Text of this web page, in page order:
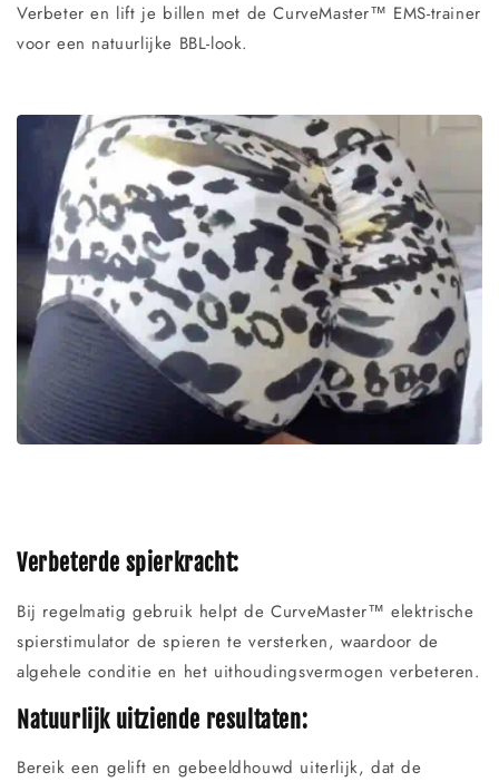
Verbeter en lift je billen met de CurveMaster™ EMS-trainer
voor een natuurlijke BBL-look.
Verbeterde spierkracht:
Bij regelmatig gebruik helpt de CurveMaster™ elektrische
spierstimulator de spieren te versterken, waardoor de
algehele conditie en het uithoudingsvermogen verbeteren.
Natuurlijk uitziende resultaten:
Bereik een gelift en gebeeldhouwd uiterlijk, dat de